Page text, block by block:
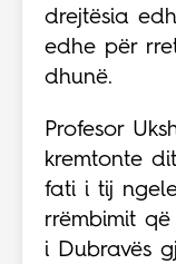
drejtësia
edhe për
dhunë.
Profesor
kremtonte
fati i tij
rrëmbimit
i Dubravës